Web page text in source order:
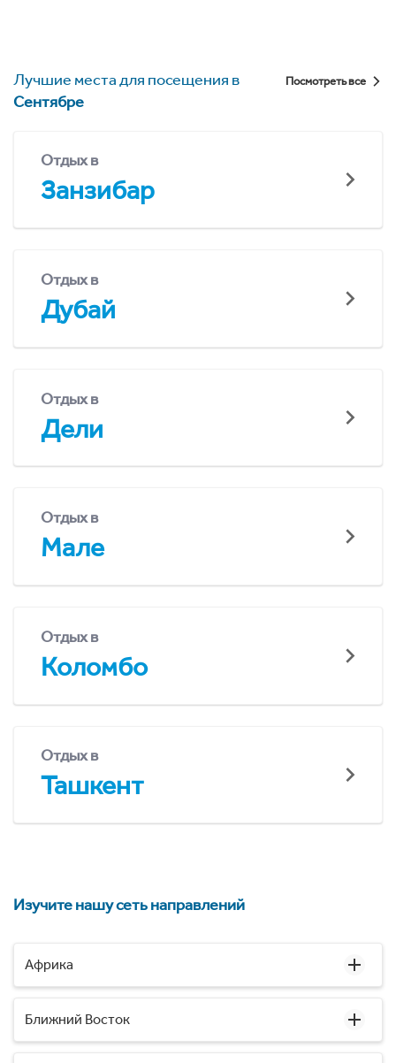
Лучшие места для посещения в
Сентябре
Посмотреть все
Отдых в
Занзибар
Отдых в
Дубай
Отдых в
Дели
Отдых в
Мале
Отдых в
Коломбо
Отдых в
Ташкент
Изучите нашу сеть направлений
Африка
Ближний Восток